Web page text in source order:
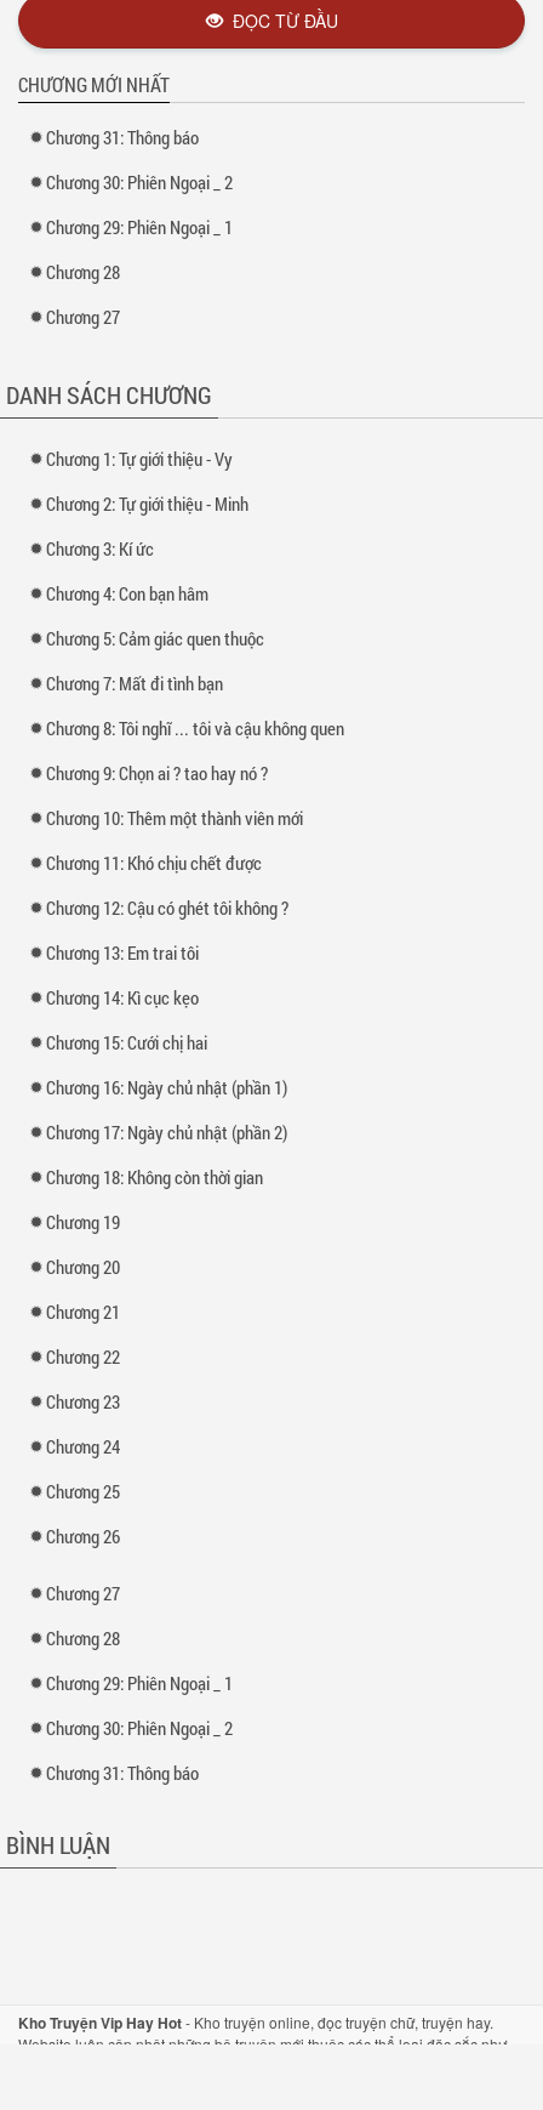
ĐỌC TỪ ĐẦU
CHƯƠNG MỚI NHẤT
Chương 31: Thông báo
Chương 30: Phiên Ngoại _ 2
Chương 29: Phiên Ngoại _ 1
Chương 28
Chương 27
DANH SÁCH CHƯƠNG
Chương 1: Tự giới thiệu - Vy
Chương 2: Tự giới thiệu - Minh
Chương 3: Kí ức
Chương 4: Con bạn hâm
Chương 5: Cảm giác quen thuộc
Chương 7: Mất đi tình bạn
Chương 8: Tôi nghĩ ... tôi và cậu không quen
Chương 9: Chọn ai ? tao hay nó ?
Chương 10: Thêm một thành viên mới
Chương 11: Khó chịu chết được
Chương 12: Cậu có ghét tôi không ?
Chương 13: Em trai tôi
Chương 14: Kì cục kẹo
Chương 15: Cưới chị hai
Chương 16: Ngày chủ nhật (phần 1)
Chương 17: Ngày chủ nhật (phần 2)
Chương 18: Không còn thời gian
Chương 19
Chương 20
Chương 21
Chương 22
Chương 23
Chương 24
Chương 25
Chương 26
Chương 27
Chương 28
Chương 29: Phiên Ngoại _ 1
Chương 30: Phiên Ngoại _ 2
Chương 31: Thông báo
BÌNH LUẬN
Kho Truyện Vip Hay Hot- Kho truyện online, đọc truyện chữ, truyện hay.
Website luôn cập nhật những bộ truyện mới thuộc các thể loại đặc sắc như